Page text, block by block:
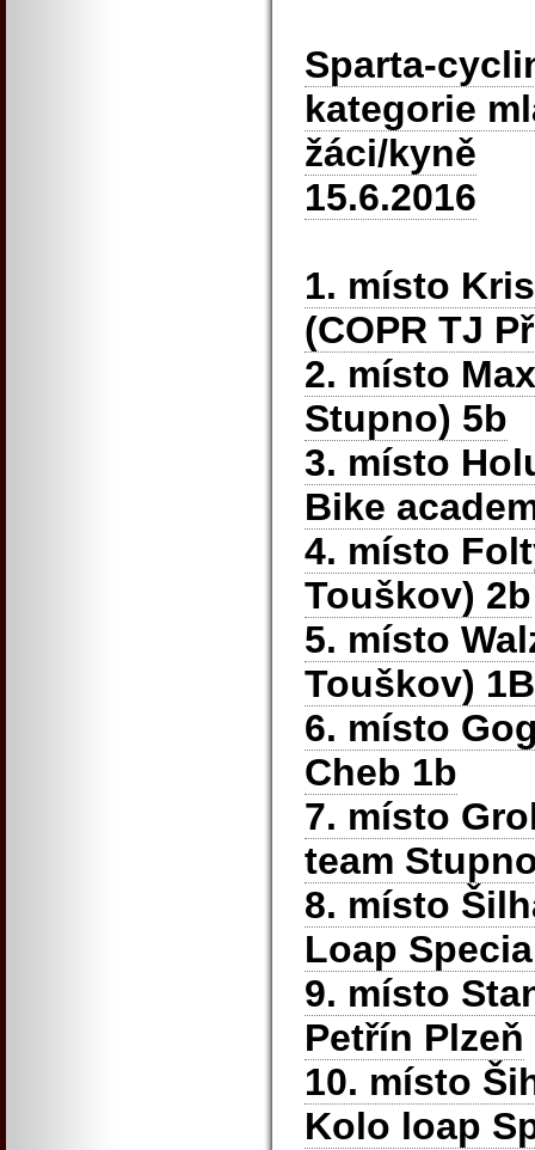
Sparta-
kategorie
žáci/kyně
15.6.2016
1. místo
(COPR TJ
2. místo
Stupno) 5b
3. místo
Bike
4. místo
Touškov) 2b
5. místo
Touškov) 1B
6. místo
Cheb 1b
7. místo
team
8. místo
Loap
9. místo
Petřín Plzeň
10. místo
Kolo loap